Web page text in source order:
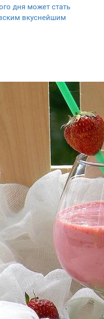
дня может стать
вкуснейшим